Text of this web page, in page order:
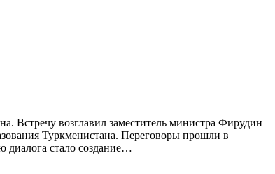
Встречу возглавил заместитель министра Фирудин
Туркменистана. Переговоры прошли в
диалога стало создание…